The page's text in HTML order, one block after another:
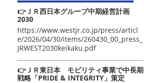
👉ＪＲ西日本グループ中期経営計画
2030
https://www.westjr.co.jp/press/articl
e/2026/04/30/items/260430_00_press_
JRWEST2030keikaku.pdf
👉ＪＲ東日本 モビリティ事業で中長期
戦略「PRIDE & INTEGRITY」策定